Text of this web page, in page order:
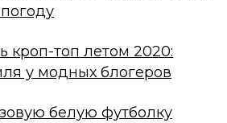
кроп-топ летом 2020:
у модных блогеров
белую футболку